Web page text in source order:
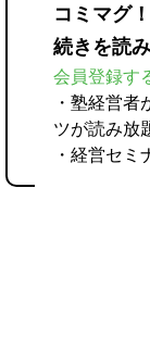
コミマグ
続きを読
会員登録す
・塾経営
ツが読み放
・経営セミ